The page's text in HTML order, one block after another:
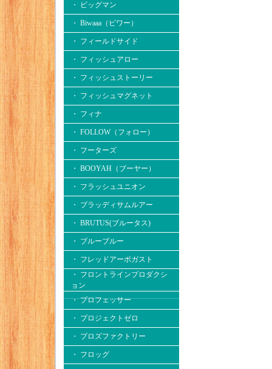
・ ビッグマン
・ Biwaaa（ビワー）
・ フィールドサイド
・ フィッシュアロー
・ フィッシュストーリー
・ フィッシュマグネット
・ フィナ
・ FOLLOW（フォロー）
・ フーターズ
・ BOOYAH（ブーヤー）
・ フラッシュユニオン
・ ブラッディサムルアー
・ BRUTUS(ブルータス)
・ ブルーブルー
・ フレッドアーボガスト
・ フロントラインプロダクシ
ョン
・ プロフェッサー
・ プロジェクトゼロ
・ プロズファクトリー
・ フロッグ